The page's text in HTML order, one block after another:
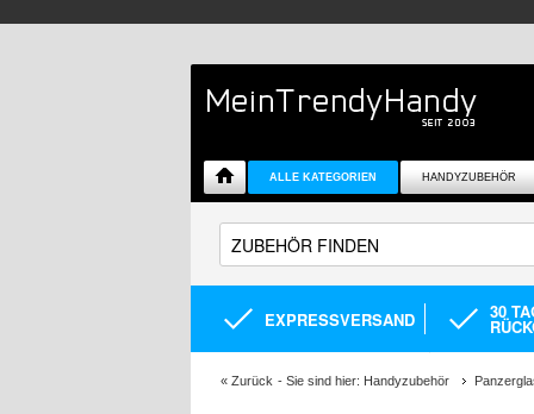
ALLE KATEGORIEN HANDYZUBEHÖR
EXPRESSVERSAND 30
« Zurück - Sie sind hier: Handyzubehör